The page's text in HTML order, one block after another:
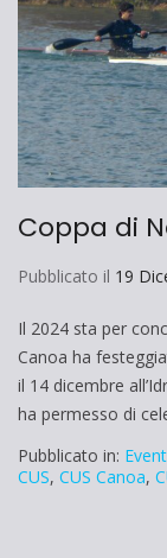
Coppa di
Pubblicato il 19
Il 2024 sta per
Canoa ha
il 14 dicembre
ha permesso di
Pubblicato in:
CUS, CUS Canoa,